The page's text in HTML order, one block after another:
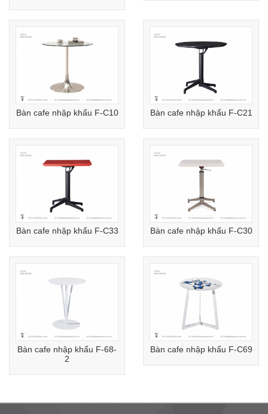
Bàn cafe nhập khẩu F-C10 Bàn cafe nhập khẩu F-C21
Bàn cafe nhập khẩu F-C33 Bàn cafe nhập khẩu F-C30
Bàn cafe nhập khẩu F-68-
2
Bàn cafe nhập khẩu F-C69